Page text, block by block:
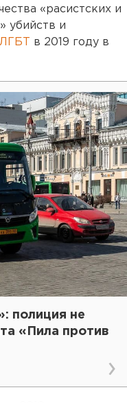
«расистских и
убийств и
в 2019 году в
полиция не
«Пила против